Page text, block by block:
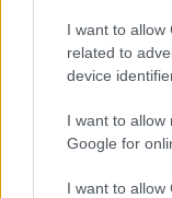
I want to allow
related to
device
I want to allow
Google for
I want to allow
cselekmény